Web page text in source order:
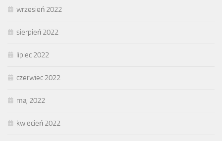
wrzesień 2022
sierpień 2022
lipiec 2022
czerwiec 2022
maj 2022
kwiecień 2022